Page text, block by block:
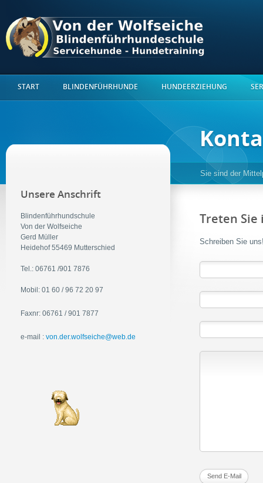
START BLINDENFÜHRHUNDE HUNDEERZIEHUNG
Sie sind der
Unsere Anschrift
Blindenführhundschule
Von der Wolfseiche
Gerd Müller
Heidehof 55469 Mutterschied
Tel.: 06761 /901 7876
Mobil: 01 60 / 96 72 20 97
Faxnr: 06761 / 901 7877
e-mail : von.der.wolfseiche@web.de
Treten Sie
Schreiben Sie